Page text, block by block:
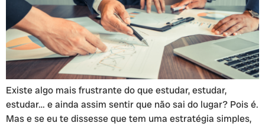
Existe algo mais frustrante do que estudar, estudar,
estudar… e ainda assim sentir que não sai do lugar? Pois é.
Mas e se eu te dissesse que tem uma estratégia simples,